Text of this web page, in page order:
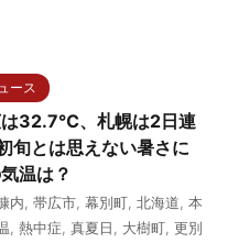
ース
は32.7℃、札幌は2日連
旬とは思えない暑さに
温は？
内, 帯広市, 幕別町, 北海道, 本
, 熱中症, 真夏日, 大樹町, 更別